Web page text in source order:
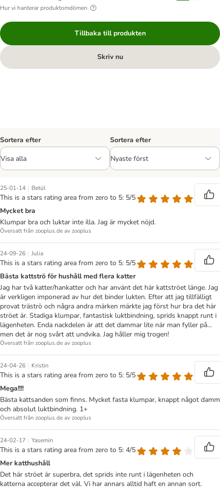
Hur vi hanterar produktomdömen
Tillbaka till produkten
Skriv nu
Sortera efter Sortera efter
25-01-14 | Betül
This is a stars rating area from zero to 5: 5/5
Mycket bra
Klumpar bra och luktar inte illa. Jag är mycket nöjd.
Översatt från zooplus.de av zooplus
24-09-26 | Julia
This is a stars rating area from zero to 5: 5/5
Bästa kattströ för hushåll med flera katter
Jag har två katter/hankatter och har använt det här kattströet länge. Jag
är verkligen imponerad av hur det binder lukten. Efter att jag tillfälligt
provat träströ och några andra märken märkte jag först hur bra det här
ströet är. Stadiga klumpar, fantastisk luktbindning, sprids knappt runt i
lägenheten. Enda nackdelen är att det dammar lite när man fyller på...
men det är nog svårt att undvika. Jag håller mig trogen!
Översatt från zooplus.de av zooplus
24-04-26 | Kristin
This is a stars rating area from zero to 5: 5/5
Mega!!!!
Bästa kattsanden som finns. Mycket fasta klumpar, knappt något damm
och absolut luktbindning. 1+
Översatt från zooplus.de av zooplus
24-02-17 | Yasemin
This is a stars rating area from zero to 5: 4/5
Mer katthushåll
Det här ströet är superbra, det sprids inte runt i lägenheten och
katterna accepterar det väl. Vi har annars alltid haft en annan sort.